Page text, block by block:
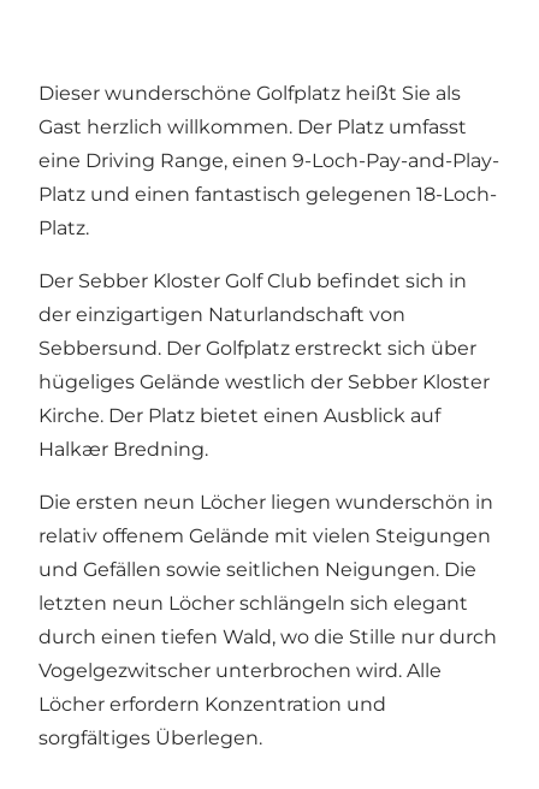
Dieser wunderschöne Golfplatz heißt Sie als
Gast herzlich willkommen. Der Platz umfasst
eine Driving Range, einen 9-Loch-Pay-and-Play-
Platz und einen fantastisch gelegenen 18-Loch-
Platz.
Der Sebber Kloster Golf Club befindet sich in
der einzigartigen Naturlandschaft von
Sebbersund. Der Golfplatz erstreckt sich über
hügeliges Gelände westlich der Sebber Kloster
Kirche. Der Platz bietet einen Ausblick auf
Halkær Bredning.
Die ersten neun Löcher liegen wunderschön in
relativ offenem Gelände mit vielen Steigungen
und Gefällen sowie seitlichen Neigungen. Die
letzten neun Löcher schlängeln sich elegant
durch einen tiefen Wald, wo die Stille nur durch
Vogelgezwitscher unterbrochen wird. Alle
Löcher erfordern Konzentration und
sorgfältiges Überlegen.